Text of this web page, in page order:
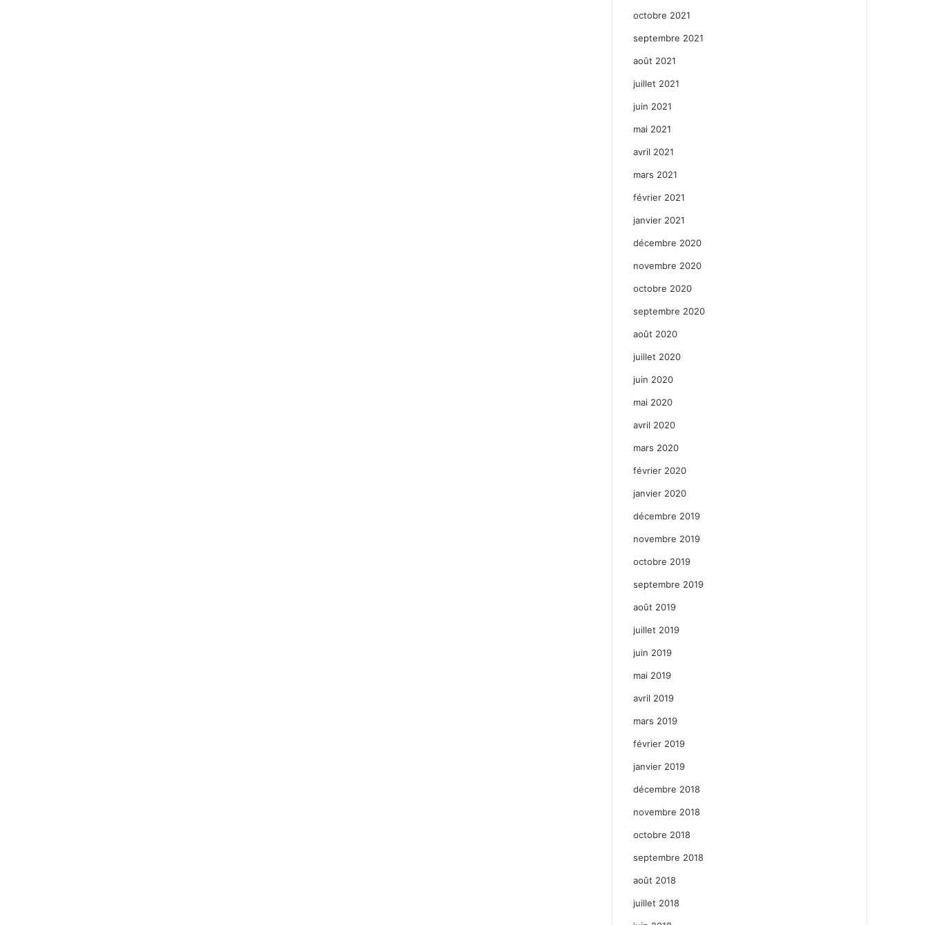
octobre 2021
septembre 2021
août 2021
juillet 2021
juin 2021
mai 2021
avril 2021
mars 2021
février 2021
janvier 2021
décembre 2020
novembre 2020
octobre 2020
septembre 2020
août 2020
juillet 2020
juin 2020
mai 2020
avril 2020
mars 2020
février 2020
janvier 2020
décembre 2019
novembre 2019
octobre 2019
septembre 2019
août 2019
juillet 2019
juin 2019
mai 2019
avril 2019
mars 2019
février 2019
janvier 2019
décembre 2018
novembre 2018
octobre 2018
septembre 2018
août 2018
juillet 2018